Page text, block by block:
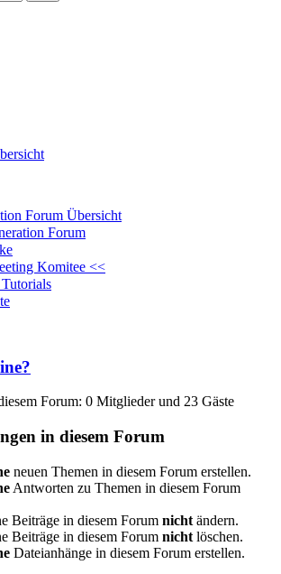
Forum Übersicht
Forum
Komitee <<
Forum: 0 Mitglieder und 23 Gäste
in diesem Forum
neuen Themen in diesem Forum erstellen.
Antworten zu Themen in diesem Forum
Beiträge in diesem Forum nicht ändern.
Beiträge in diesem Forum nicht löschen.
Dateianhänge in diesem Forum erstellen.